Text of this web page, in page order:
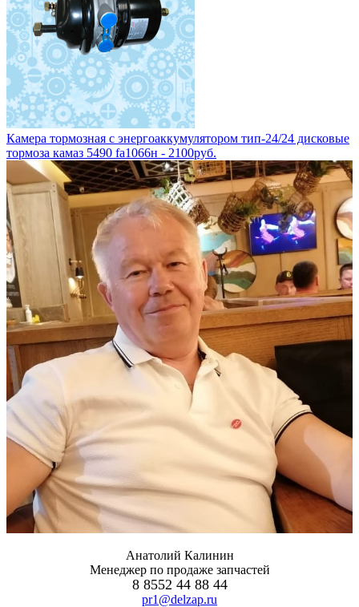
Камера тормозная с энергоаккумулятором тип-24/24 дисковые
тормоза камаз 5490 fa1066н - 2100руб.
Анатолий Калинин
Менеджер по продаже запчастей
8 8552 44 88 44
pr1@delzap.ru